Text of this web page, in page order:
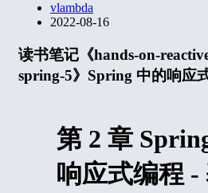
vlambda
2022-08-16
读书笔记《hands-on-
spring-5》Spring 中的响应
第 2 章
响应式编程 -